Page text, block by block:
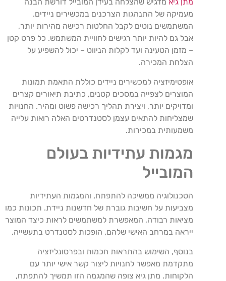
מתן גיא מדגיש שהצלחה בעידן המובייל דורשת הבנה
מעמיקה של התנהגות הצרכנים במכשירים ניידים.
המשתמשים נוטים לקבל החלטות רכישה מהירות יותר,
אבל גם להיות יותר רגישים לחוויית המשתמש. כל פרט קטן
– מזמן הטעינה ועד לקלות הניווט – יכול להשפיע על
הצלחת המכירה.
אופטימיזציה למכשירים ניידים כוללת התאמת תמונות
המוצרים לצפייה במסכים קטנים, כתיבת תיאורים קצרים
ומדויקים יותר, ויצירת תהליך רכישה פשוט ומהיר. החנויות
שמצליחות להתאים עצמן לסטנדרטים האלה רואות עלייה
משמעותית במכירות.
מגמות עתידיות בעולם
המובייל
הטכנולוגיה ממשיכה להתפתח, והמגמות העתידיות
מצביעות על חשיבות גוברת של חדשנות ניידת. תכונות כמו
מציאות רבודה, המאפשרת למשתמשים לראות כיצד המוצר
ייראה במרחב האישי שלהם, הופכות לסטנדרט בתעשייה.
בנוסף, השימוש בהתראות חכמות ובפרסונליזציה
מתקדמת מאפשר לחנויות ליצור קשר אישי יותר עם
הלקוחות. מתן גיא צופה שהמגמה הזו תמשיך להתפתח,